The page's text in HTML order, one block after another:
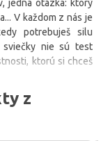
jedna otázka: ktorý
V každom z nás je
potrebuješ silu
sviečky nie sú test
ktorú si chceš
z